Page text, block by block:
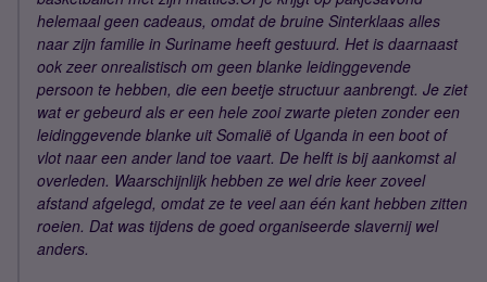
helemaal geen cadeaus, omdat de bruine Sinterklaas alles
naar zijn familie in Suriname heeft gestuurd. Het is daarnaast
ook zeer onrealistisch om geen blanke leidinggevende
persoon te hebben, die een beetje structuur aanbrengt. Je ziet
wat er gebeurd als er een hele zooi zwarte pieten zonder een
leidinggevende blanke uit Somalië of Uganda in een boot of
vlot naar een ander land toe vaart. De helft is bij aankomst al
overleden. Waarschijnlijk hebben ze wel drie keer zoveel
afstand afgelegd, omdat ze te veel aan één kant hebben zitten
roeien. Dat was tijdens de goed organiseerde slavernij wel
anders.